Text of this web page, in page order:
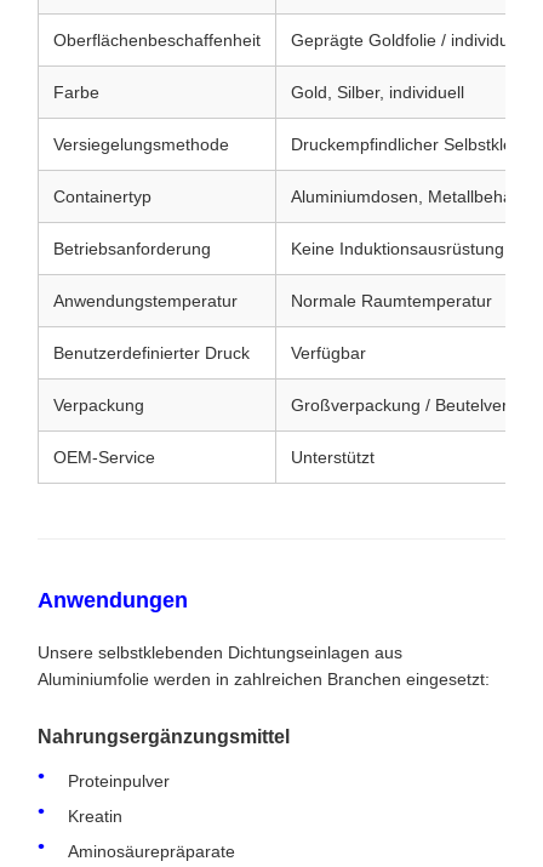
Oberflächenbeschaffenheit Geprägte Goldfolie /
Farbe Gold, Silber, individuell
Versiegelungsmethode Druckempfindlicher Selbstkleber
Containertyp Aluminiumdosen, Metallbehälter
Betriebsanforderung Keine Induktionsausrüstung
Anwendungstemperatur Normale Raumtemperatur
Benutzerdefinierter Druck Verfügbar
Verpackung Großverpackung /
OEM-Service Unterstützt
Anwendungen
Unsere selbstklebenden Dichtungseinlagen aus
Aluminiumfolie werden in zahlreichen Branchen eingesetzt:
Nahrungsergänzungsmittel
Proteinpulver
Kreatin
Aminosäurepräparate